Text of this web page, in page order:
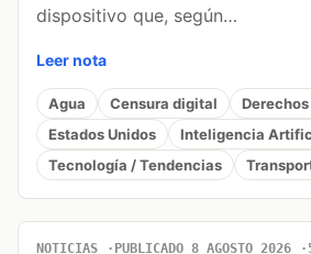
dispositivo que, según…
Leer nota
Agua Censura digital
Estados Unidos
Inteligencia
Tecnología / Tendencias
NOTICIAS PUBLICADO 8 AGOSTO 2026